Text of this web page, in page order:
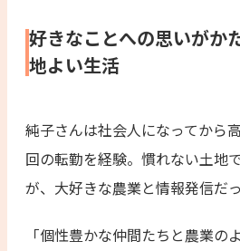
好きなことへの思いがか
地よい生活
純子さんは社会人になってから
回の転勤を経験。慣れない土地
が、大好きな農業と情報発信だ
「個性豊かな仲間たちと農業の